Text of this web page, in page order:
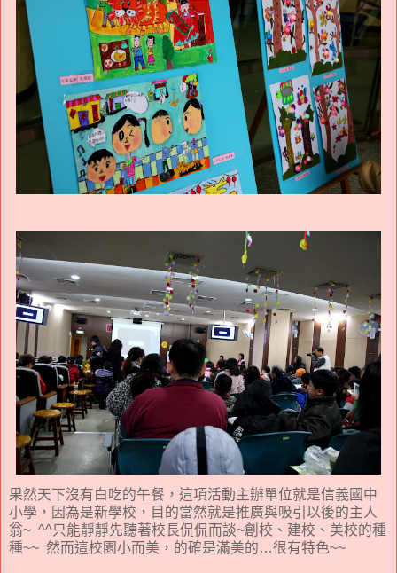
果然天下沒有白吃的午餐，這項活動主辦單位就是信義國中
小學，因為是新學校，目的當然就是推廣與吸引以後的主人
翁~ ^^只能靜靜先聽著校長侃侃而談~創校、建校、美校的種
種~~ 然而這校園小而美，的確是滿美的…很有特色~~